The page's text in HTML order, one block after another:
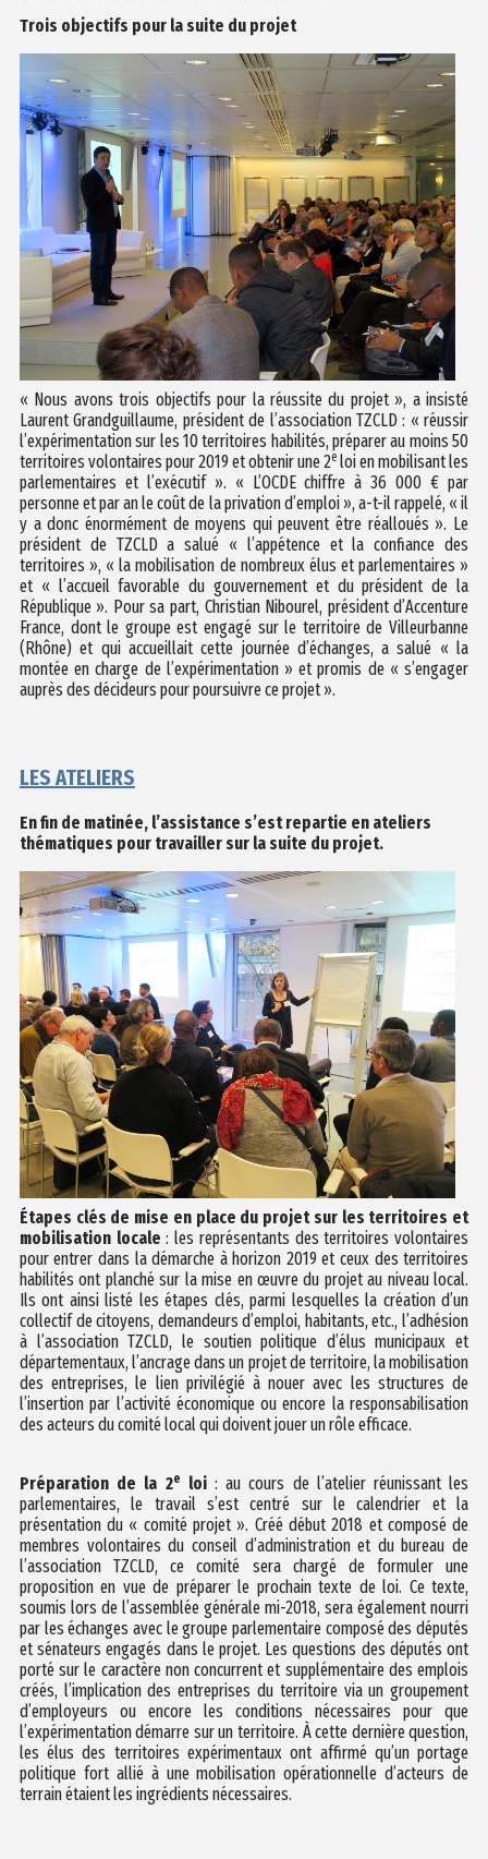
Trois objectifs pour la suite du projet
« Nous avons trois objectifs pour la réussite du projet », a insisté
Laurent Grandguillaume, président de l’association TZCLD : « réussir
l’expérimentation sur les 10 territoires habilités, préparer au moins 50
territoires volontaires pour 2019 et obtenir une 2e loi en mobilisant les
parlementaires et l’exécutif ». « L’OCDE chiffre à 36 000 € par
personne et par an le coût de la privation d’emploi », a-t-il rappelé, « il
y a donc énormément de moyens qui peuvent être réalloués ». Le
président de TZCLD a salué « l’appétence et la confiance des
territoires », « la mobilisation de nombreux élus et parlementaires »
et « l’accueil favorable du gouvernement et du président de la
République ». Pour sa part, Christian Nibourel, président d’Accenture
France, dont le groupe est engagé sur le territoire de Villeurbanne
(Rhône) et qui accueillait cette journée d’échanges, a salué « la
montée en charge de l’expérimentation » et promis de « s’engager
auprès des décideurs pour poursuivre ce projet ».
LES ATELIERS
En fin de matinée, l’assistance s’est repartie en ateliers
thématiques pour travailler sur la suite du projet.
Étapes clés de mise en place du projet sur les territoires et
mobilisation locale : les représentants des territoires volontaires
pour entrer dans la démarche à horizon 2019 et ceux des territoires
habilités ont planché sur la mise en œuvre du projet au niveau local.
Ils ont ainsi listé les étapes clés, parmi lesquelles la création d’un
collectif de citoyens, demandeurs d’emploi, habitants, etc., l’adhésion
à l’association TZCLD, le soutien politique d’élus municipaux et
départementaux, l’ancrage dans un projet de territoire, la mobilisation
des entreprises, le lien privilégié à nouer avec les structures de
l’insertion par l’activité économique ou encore la responsabilisation
des acteurs du comité local qui doivent jouer un rôle efficace.
Préparation de la 2e loi : au cours de l’atelier réunissant les
parlementaires, le travail s’est centré sur le calendrier et la
présentation du « comité projet ». Créé début 2018 et composé de
membres volontaires du conseil d’administration et du bureau de
l’association TZCLD, ce comité sera chargé de formuler une
proposition en vue de préparer le prochain texte de loi. Ce texte,
soumis lors de l’assemblée générale mi-2018, sera également nourri
par les échanges avec le groupe parlementaire composé des députés
et sénateurs engagés dans le projet. Les questions des députés ont
porté sur le caractère non concurrent et supplémentaire des emplois
créés, l’implication des entreprises du territoire via un groupement
d’employeurs ou encore les conditions nécessaires pour que
l’expérimentation démarre sur un territoire. À cette dernière question,
les élus des territoires expérimentaux ont affirmé qu’un portage
politique fort allié à une mobilisation opérationnelle d’acteurs de
terrain étaient les ingrédients nécessaires.